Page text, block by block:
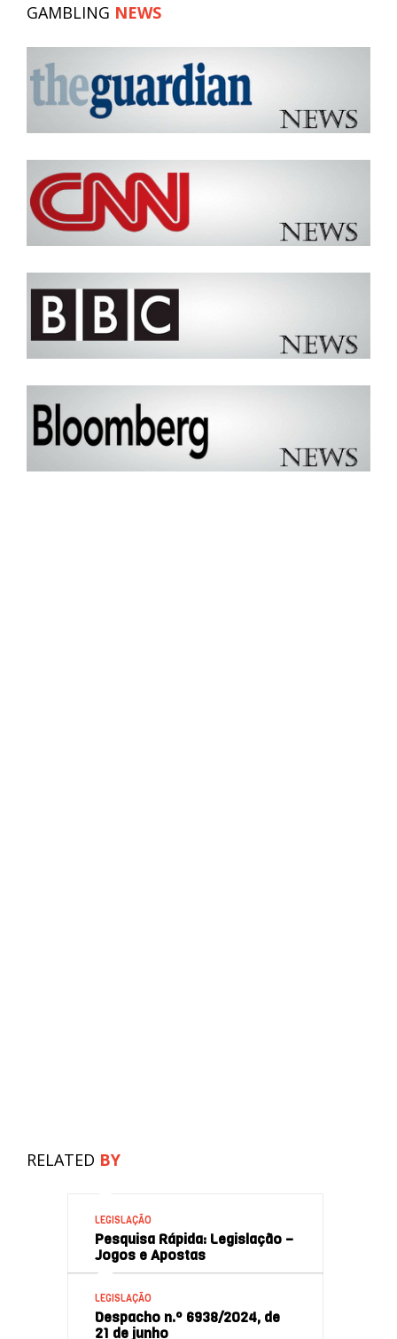
GAMBLING NEWS
RELATED BY
LEGISLAÇÃO
Pesquisa Rápida: Legislação –
Jogos e Apostas
LEGISLAÇÃO
Despacho n.º 6938/2024, de
21 de junho